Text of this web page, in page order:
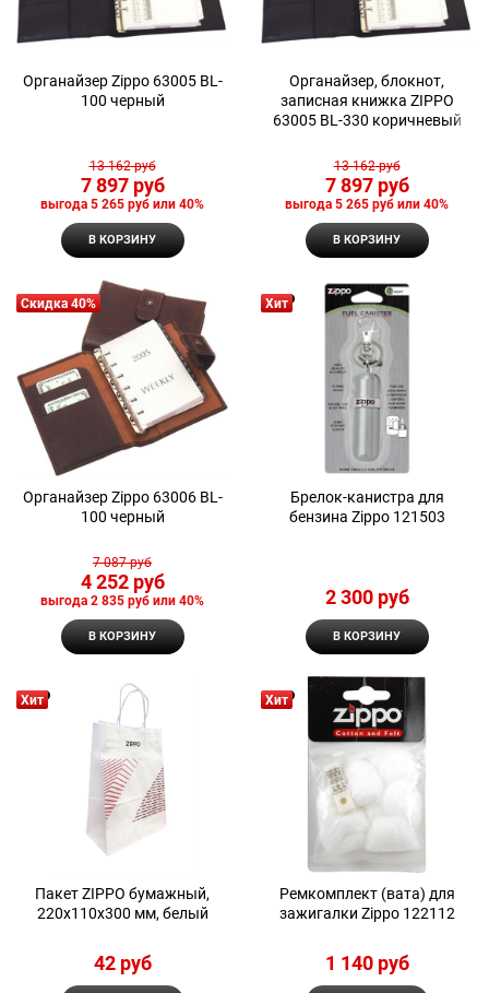
Органайзер Zippo 63005 BL-
100 черный
13 162 руб
7 897 руб
выгода 5 265 руб или 40%
В КОРЗИНУ
Органайзер, блокнот,
записная книжка ZIPPO
63005 BL-330 коричневый
13 162 руб
7 897 руб
выгода 5 265 руб или 40%
В КОРЗИНУ
Скидка 40%
Органайзер Zippo 63006 BL-
100 черный
7 087 руб
4 252 руб
выгода 2 835 руб или 40%
В КОРЗИНУ
Хит
Брелок-канистра для
бензина Zippo 121503
2 300 руб
В КОРЗИНУ
Хит
Пакет ZIPPO бумажный,
220x110x300 мм, белый
42 руб
Хит
Ремкомплект (вата) для
зажигалки Zippo 122112
1 140 руб